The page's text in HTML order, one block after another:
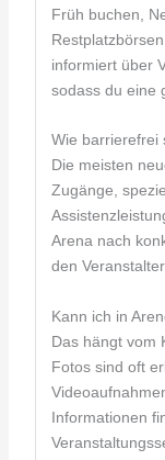
Früh buchen,
informiert über
sodass du eine
Wie barrierefrei
Die meisten
Zugänge,
Arena nach
den
Kann ich in
Das hängt vom
Fotos sind oft
Informationen